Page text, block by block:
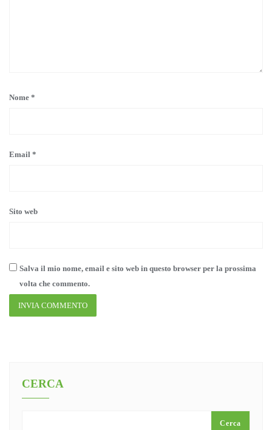
Nome *
Email *
Sito web
Salva il mio nome, email e sito web in questo browser per la prossima
volta che commento.
CERCA
Cerca